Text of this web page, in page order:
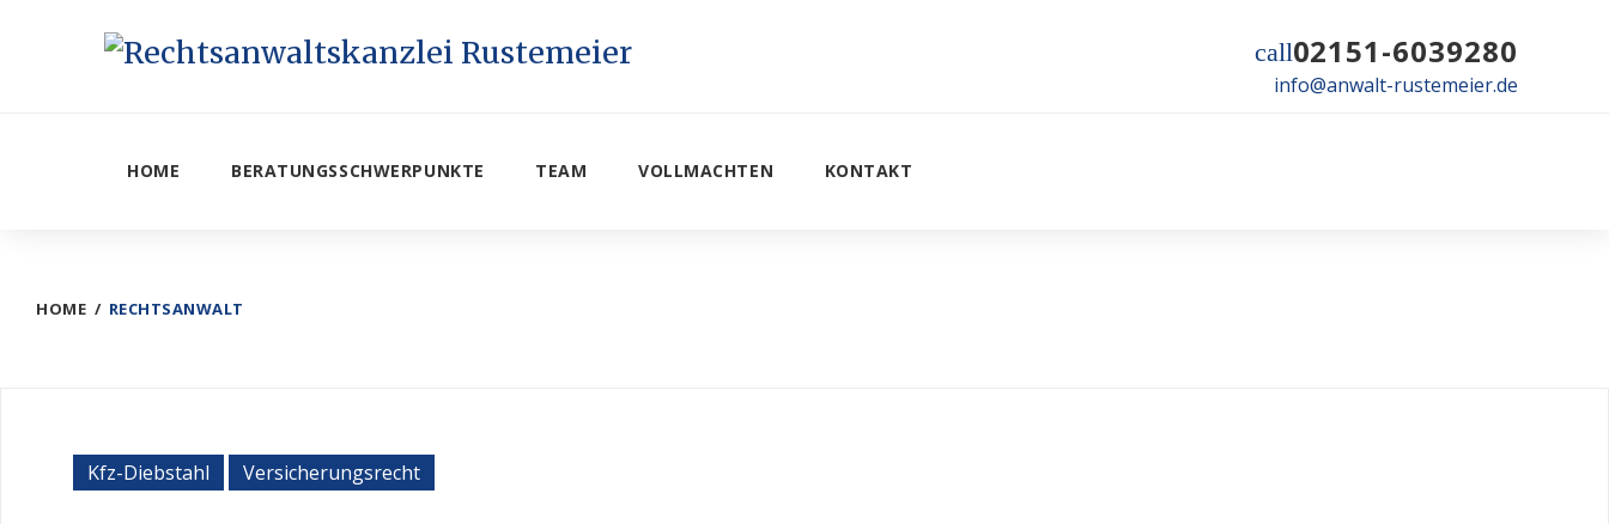
call02151-6039280
info@anwalt-rustemeier.de
HOME BERATUNGSSCHWERPUNKTE TEAM VOLLMACHTEN KONTAKT
HOME / RECHTSANWALT
Schlagwort:
Kfz-Diebstahl Versicherungsrecht